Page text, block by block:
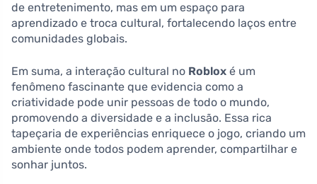
de entretenimento, mas em um espaço para
aprendizado e troca cultural, fortalecendo laços entre
comunidades globais.
Em suma, a interação cultural no Roblox é um
fenômeno fascinante que evidencia como a
criatividade pode unir pessoas de todo o mundo,
promovendo a diversidade e a inclusão. Essa rica
tapeçaria de experiências enriquece o jogo, criando um
ambiente onde todos podem aprender, compartilhar e
sonhar juntos.